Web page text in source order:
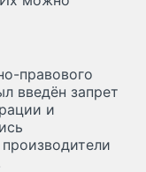
правового
введён запрет
и